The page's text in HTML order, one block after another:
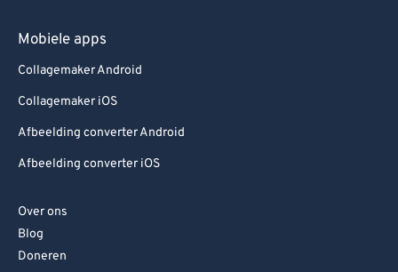
Mobiele apps
Collagemaker Android
Collagemaker iOS
Afbeelding converter Android
Afbeelding converter iOS
Over ons
Blog
Doneren